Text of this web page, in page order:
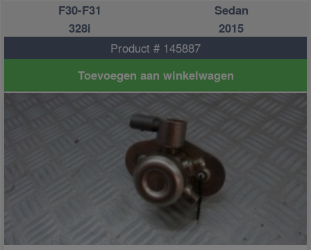
F30-F31
Sedan
328i
2015
Product # 145887
Toevoegen aan winkelwagen